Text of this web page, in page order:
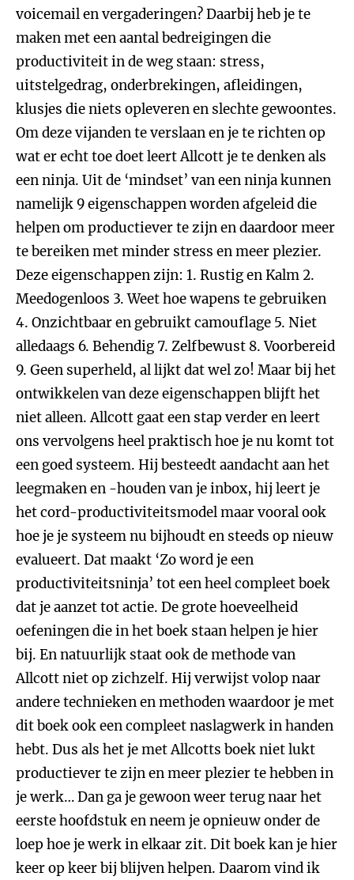
voicemail en vergaderingen? Daarbij heb je te
maken met een aantal bedreigingen die
productiviteit in de weg staan: stress,
uitstelgedrag, onderbrekingen, afleidingen,
klusjes die niets opleveren en slechte gewoontes.
Om deze vijanden te verslaan en je te richten op
wat er echt toe doet leert Allcott je te denken als
een ninja. Uit de ‘mindset’ van een ninja kunnen
namelijk 9 eigenschappen worden afgeleid die
helpen om productiever te zijn en daardoor meer
te bereiken met minder stress en meer plezier.
Deze eigenschappen zijn: 1. Rustig en Kalm 2.
Meedogenloos 3. Weet hoe wapens te gebruiken
4. Onzichtbaar en gebruikt camouflage 5. Niet
alledaags 6. Behendig 7. Zelfbewust 8. Voorbereid
9. Geen superheld, al lijkt dat wel zo! Maar bij het
ontwikkelen van deze eigenschappen blijft het
niet alleen. Allcott gaat een stap verder en leert
ons vervolgens heel praktisch hoe je nu komt tot
een goed systeem. Hij besteedt aandacht aan het
leegmaken en -houden van je inbox, hij leert je
het cord-productiviteitsmodel maar vooral ook
hoe je je systeem nu bijhoudt en steeds op nieuw
evalueert. Dat maakt ‘Zo word je een
productiviteitsninja’ tot een heel compleet boek
dat je aanzet tot actie. De grote hoeveelheid
oefeningen die in het boek staan helpen je hier
bij. En natuurlijk staat ook de methode van
Allcott niet op zichzelf. Hij verwijst volop naar
andere technieken en methoden waardoor je met
dit boek ook een compleet naslagwerk in handen
hebt. Dus als het je met Allcotts boek niet lukt
productiever te zijn en meer plezier te hebben in
je werk… Dan ga je gewoon weer terug naar het
eerste hoofdstuk en neem je opnieuw onder de
loep hoe je werk in elkaar zit. Dit boek kan je hier
keer op keer bij blijven helpen. Daarom vind ik